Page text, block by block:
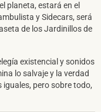
planeta, estará en el
y Sidecars, será
de los Jardinillos de
existencial y sonidos
lo salvaje y la verdad
pero sobre todo,
y laNota Legal